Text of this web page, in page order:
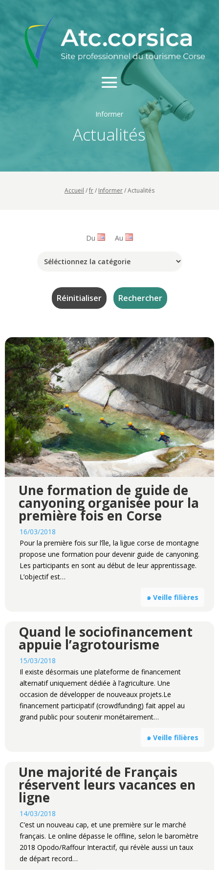
Informer
Actualités
Accueil /fr/ Informer/Actualités
Du Au
Une formation de guide de
canyoning organisée pour la
première fois en Corse
16/03/2018
Pour la première fois sur l’île, la ligue corse de montagne
propose une formation pour devenir guide de canyoning.
Les participants en sont au début de leur apprentissage.
L’objectif est…
๑ Veille filières
Quand le sociofinancement
appuie l’agrotourisme
15/03/2018
Il existe désormais une plateforme de financement
alternatif uniquement dédiée à l’agriculture. Une
occasion de développer de nouveaux projets.Le
financement participatif (crowdfunding) fait appel au
grand public pour soutenir monétairement…
๑ Veille filières
Une majorité de Français
réservent leurs vacances en
ligne
14/03/2018
C’est un nouveau cap, et une première sur le marché
français. Le online dépasse le offline, selon le baromètre
2018 Opodo/Raffour Interactif, qui révèle aussi un taux
de départ record…